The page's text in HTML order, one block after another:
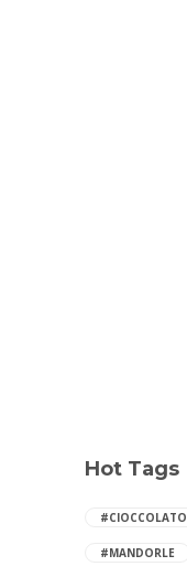
Hot Tags
#CIOCCOLATO
#MANDORLE